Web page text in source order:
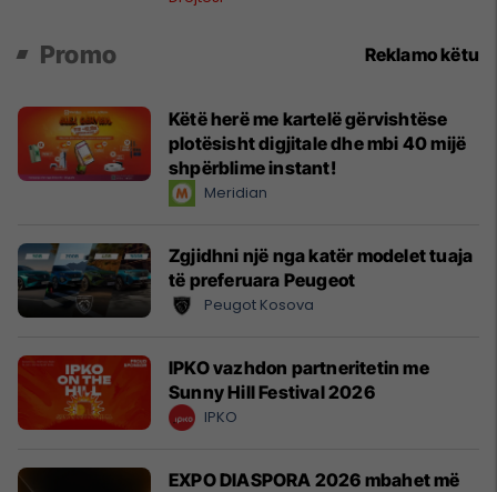
Promo Reklamo këtu
Këtë herë me kartelë gërvishtëse
plotësisht digjitale dhe mbi 40 mijë
shpërblime instant!
Meridian
Zgjidhni një nga katër modelet tuaja
të preferuara Peugeot
Peugot Kosova
IPKO vazhdon partneritetin me
Sunny Hill Festival 2026
IPKO
EXPO DIASPORA 2026 mbahet më